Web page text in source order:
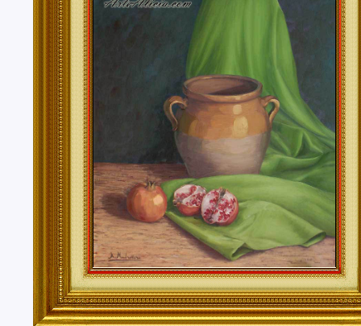
Valencia, Valladolid, Vizcaya, Zamora, Zaragoza.
También realizo envíos de mis cuadros o pinturas
lugares del mundo como pueden ser Estados Unidos,
Alemania, Gran Bretaña, Francia, Argentina, Italia...